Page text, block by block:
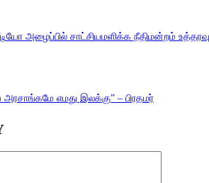
அழைப்பில் சாட்சியமளிக்க நீதிமன்றம் உத்தரவு
எமது இலக்கு” – பிரதமர்